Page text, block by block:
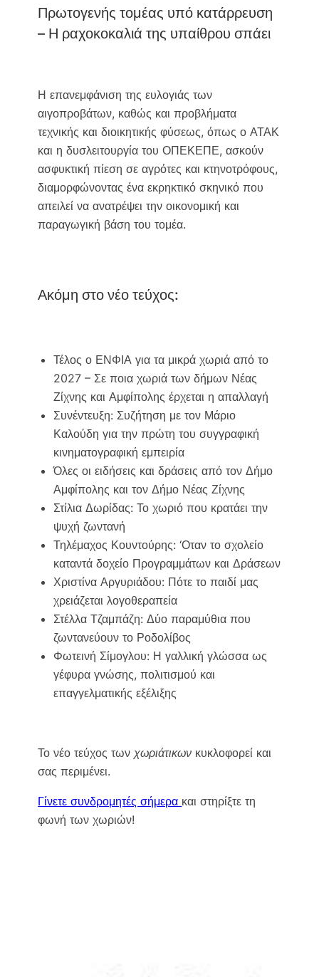
Πρωτογενής τομέας υπό κατάρρευση
– Η ραχοκοκαλιά της υπαίθρου σπάει
Η επανεμφάνιση της ευλογιάς των
αιγοπροβάτων, καθώς και προβλήματα
τεχνικής και διοικητικής φύσεως, όπως ο ΑΤΑΚ
και η δυσλειτουργία του ΟΠΕΚΕΠΕ, ασκούν
ασφυκτική πίεση σε αγρότες και κτηνοτρόφους,
διαμορφώνοντας ένα εκρηκτικό σκηνικό που
απειλεί να ανατρέψει την οικονομική και
παραγωγική βάση του τομέα.
Ακόμη στο νέο τεύχος:
Τέλος ο ΕΝΦΙΑ για τα μικρά χωριά από το
2027 – Σε ποια χωριά των δήμων Νέας
Ζίχνης και Αμφίπολης έρχεται η απαλλαγή
Συνέντευξη: Συζήτηση με τον Μάριο
Καλούδη για την πρώτη του συγγραφική
κινηματογραφική εμπειρία
Όλες οι ειδήσεις και δράσεις από τον Δήμο
Αμφίπολης και τον Δήμο Νέας Ζίχνης
Στίλια Δωρίδας: Το χωριό που κρατάει την
ψυχή ζωντανή
Τηλέμαχος Κουντούρης: ‘Οταν το σχολείο
καταντά δοχείο Προγραμμάτων και Δράσεων
Χριστίνα Αργυριάδου: Πότε το παιδί μας
χρειάζεται λογοθεραπεία
Στέλλα Τζαμπάζη: Δύο παραμύθια που
ζωντανεύουν το Ροδολίβος
Φωτεινή Σίμογλου: Η γαλλική γλώσσα ως
γέφυρα γνώσης, πολιτισμού και
επαγγελματικής εξέλιξης
Το νέο τεύχος των χωριάτικων κυκλοφορεί και
σας περιμένει.
Γίνετε συνδρομητές σήμερα και στηρίξτε τη
φωνή των χωριών!